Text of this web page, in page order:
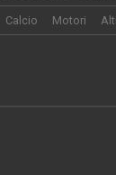
Calcio Motori